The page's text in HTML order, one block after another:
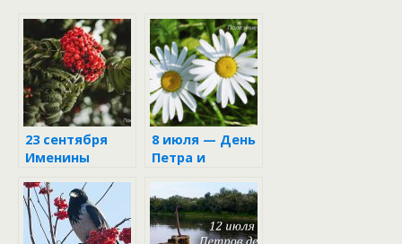
23 сентября
Именины
8 июля — День
Петра и